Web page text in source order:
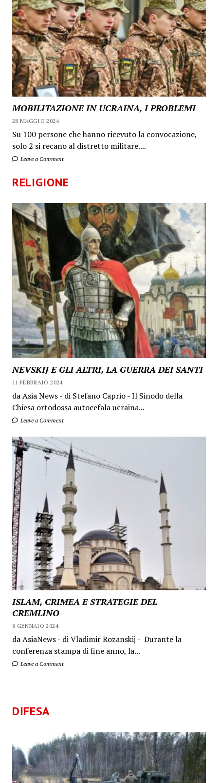
MOBILITAZIONE IN UCRAINA, I PROBLEMI
28 MAGGIO 2024
Su 100 persone che hanno ricevuto la convocazione,
solo 2 si recano al distretto militare....
Leave a Comment
RELIGIONE
NEVSKIJ E GLI ALTRI, LA GUERRA DEI SANTI
11 FEBBRAIO 2024
da Asia News - di Stefano Caprio - Il Sinodo della
Chiesa ortodossa autocefala ucraina...
Leave a Comment
ISLAM, CRIMEA E STRATEGIE DEL
CREMLINO
8 GENNAIO 2024
da AsiaNews - di Vladimir Rozanskij - Durante la
conferenza stampa di fine anno, la...
Leave a Comment
DIFESA